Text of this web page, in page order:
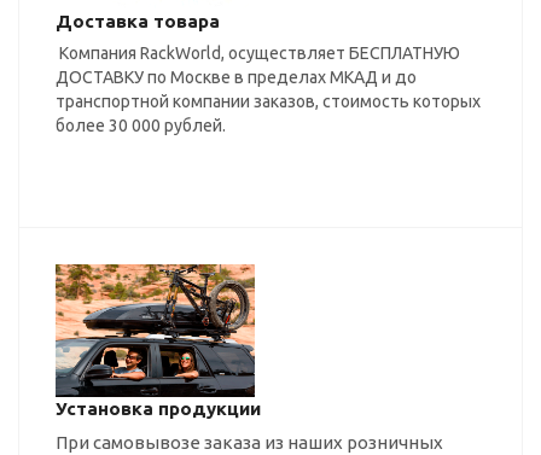
Доставка товара
Компания RackWorld, осуществляет БЕСПЛАТНУЮ
ДОСТАВКУ по Москве в пределах МКАД и до
транспортной компании заказов, стоимость которых
более 30 000 рублей.
Установка продукции
При самовывозе заказа из наших розничных